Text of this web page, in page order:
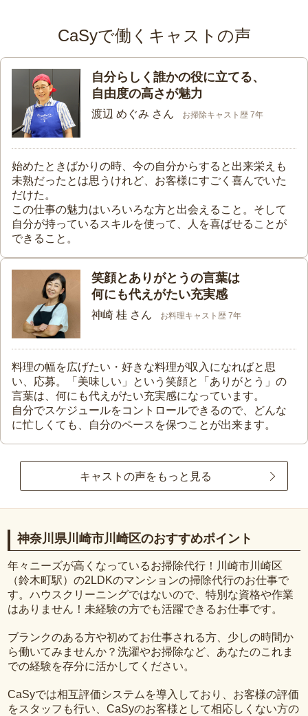
CaSyで働くキャストの声
自分らしく誰かの役に立てる、
自由度の高さが魅力
渡辺 めぐみ さん お掃除キャスト歴 7年
始めたときばかりの時、今の自分からすると出来栄えも
未熟だったとは思うけれど、お客様にすごく喜んでいた
だけた。
この仕事の魅力はいろいろな方と出会えること。そして
自分が持っているスキルを使って、人を喜ばせることが
できること。
笑顔とありがとうの言葉は
何にも代えがたい充実感
神崎 桂 さん お料理キャスト歴 7年
料理の幅を広げたい・好きな料理が収入になればと思
い、応募。「美味しい」という笑顔と「ありがとう」の
言葉は、何にも代えがたい充実感になっています。
自分でスケジュールをコントロールできるので、どんな
に忙しくても、自分のペースを保つことが出来ます。
キャストの声をもっと見る
神奈川県川崎市川崎区のおすすめポイント
年々ニーズが高くなっているお掃除代行！川崎市川崎区
（鈴木町駅）の2LDKのマンションの掃除代行のお仕事で
す。ハウスクリーニングではないので、特別な資格や作業
はありません！未経験の方でも活躍できるお仕事です。
ブランクのある方や初めてお仕事される方、少しの時間か
ら働いてみませんか？洗濯やお掃除など、あなたのこれま
での経験を存分に活かしてください。
CaSyでは相互評価システムを導入しており、お客様の評価
をスタッフも行い、CaSyのお客様として相応しくない方の